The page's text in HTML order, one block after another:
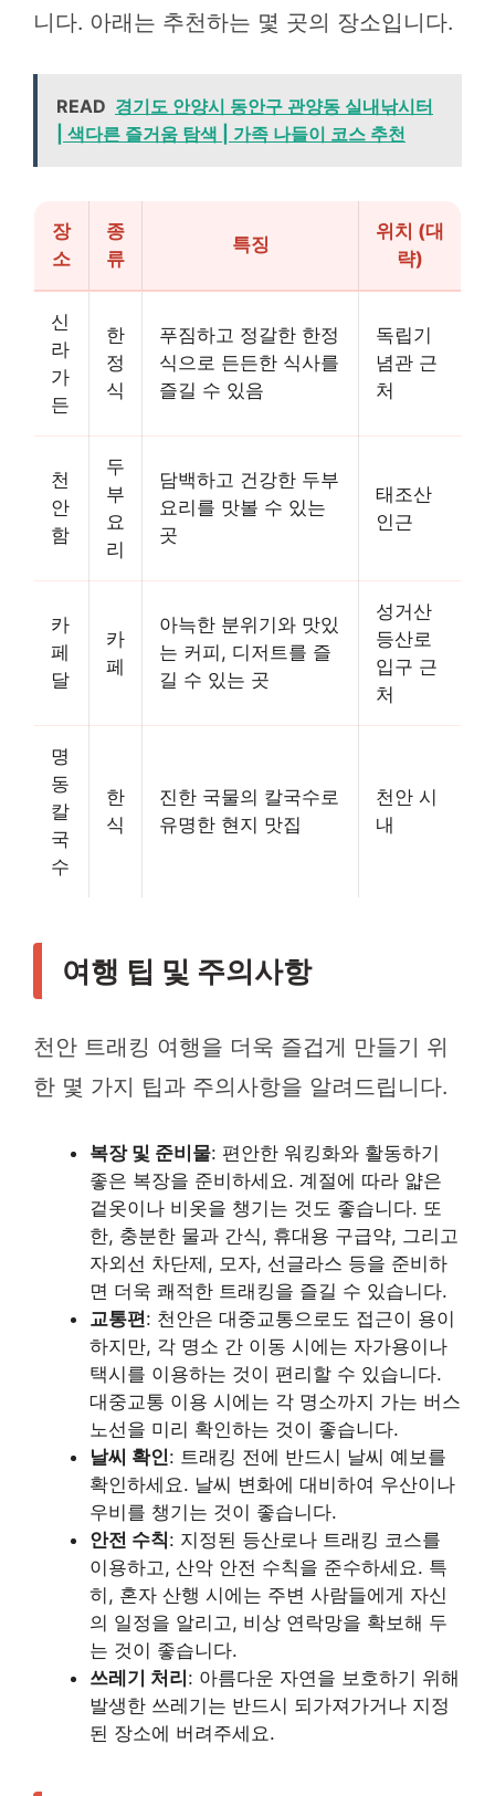
니다. 아래는 추천하는 몇 곳의 장소입니다.
READ 경기도 안양시 동안구 관양동 실내낚시터
| 색다른 즐거움 탐색 | 가족 나들이 코스 추천
장
소
종
류
특징
위치 (대
략)
신
라
가
든
한
정
식
푸짐하고 정갈한 한정
식으로 든든한 식사를
즐길 수 있음
독립기
념관 근
처
천
안
함
두
부
요
리
담백하고 건강한 두부
요리를 맛볼 수 있는
곳
태조산
인근
카
페
달
카
페
아늑한 분위기와 맛있
는 커피, 디저트를 즐
길 수 있는 곳
성거산
등산로
입구 근
처
명
동
칼
국
수
한
식
진한 국물의 칼국수로
유명한 현지 맛집
천안 시
내
여행 팁 및 주의사항
천안 트래킹 여행을 더욱 즐겁게 만들기 위
한 몇 가지 팁과 주의사항을 알려드립니다.
복장 및 준비물: 편안한 워킹화와 활동하기
좋은 복장을 준비하세요. 계절에 따라 얇은
겉옷이나 비옷을 챙기는 것도 좋습니다. 또
한, 충분한 물과 간식, 휴대용 구급약, 그리고
자외선 차단제, 모자, 선글라스 등을 준비하
면 더욱 쾌적한 트래킹을 즐길 수 있습니다.
교통편: 천안은 대중교통으로도 접근이 용이
하지만, 각 명소 간 이동 시에는 자가용이나
택시를 이용하는 것이 편리할 수 있습니다.
대중교통 이용 시에는 각 명소까지 가는 버스
노선을 미리 확인하는 것이 좋습니다.
날씨 확인: 트래킹 전에 반드시 날씨 예보를
확인하세요. 날씨 변화에 대비하여 우산이나
우비를 챙기는 것이 좋습니다.
안전 수칙: 지정된 등산로나 트래킹 코스를
이용하고, 산악 안전 수칙을 준수하세요. 특
히, 혼자 산행 시에는 주변 사람들에게 자신
의 일정을 알리고, 비상 연락망을 확보해 두
는 것이 좋습니다.
쓰레기 처리: 아름다운 자연을 보호하기 위해
발생한 쓰레기는 반드시 되가져가거나 지정
된 장소에 버려주세요.